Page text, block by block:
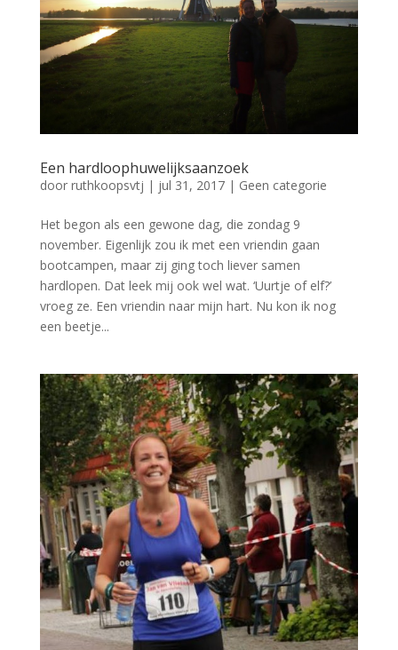
Een hardloophuwelijksaanzoek
door ruthkoopsvtj | jul 31, 2017| Geen categorie
Het begon als een gewone dag, die zondag 9
november. Eigenlijk zou ik met een vriendin gaan
bootcampen, maar zij ging toch liever samen
hardlopen. Dat leek mij ook wel wat. ‘Uurtje of elf?’
vroeg ze. Een vriendin naar mijn hart. Nu kon ik nog
een beetje...